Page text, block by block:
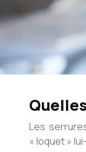
Les
« loquet »